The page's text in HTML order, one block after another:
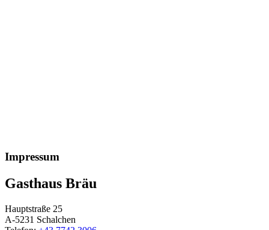
Impressum
Gasthaus Bräu
Hauptstraße 25
A-5231 Schalchen